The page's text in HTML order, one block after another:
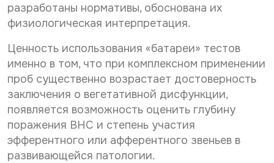
разработаны нормативы, обоснована их
физиологическая интерпретация.
Ценность использования «батареи» тестов
именно в том, что при комплексном применении
проб существенно возрастает достоверность
заключения о вегетативной дисфункции,
появляется возможность оценить глубину
поражения ВНС и степень участия
эфферентного или афферентного звеньев в
развивающейся патологии.